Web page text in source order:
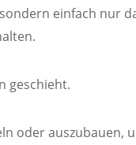
einfach nur
geschieht.
oder auszubauen,